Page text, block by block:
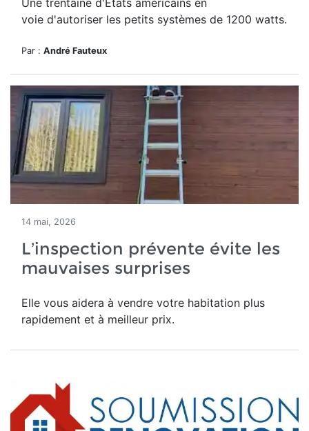
Une trentaine d'États américains en
voie d'autoriser les petits systèmes de 1200 watts.
Par : André Fauteux
14 mai, 2026
L’inspection prévente évite les
mauvaises surprises
Elle vous aidera à vendre votre habitation plus
rapidement et à meilleur prix.